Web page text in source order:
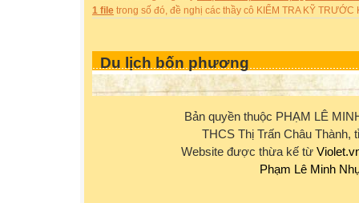
1 file trong số đó, đề nghị các thầy cô KIỂM TRA KỸ TRƯỚC
Du lịch bốn phương
Bản quyền thuộc PHẠM LÊ
THCS Thị Trấn Châu Thành,
Website được thừa kế từ
Phạm Lê Minh